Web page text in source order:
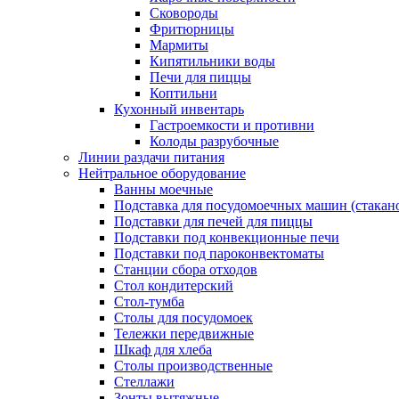
Сковороды
Фритюрницы
Мармиты
Кипятильники воды
Печи для пиццы
Коптильни
Кухонный инвентарь
Гастроемкости и противни
Колоды разрубочные
Линии раздачи питания
Нейтральное оборудование
Ванны моечные
Подставка для посудомоечных машин
Подставки для печей для пиццы
Подставки под конвекционные печи
Подставки под пароконвектоматы
Станции сбора отходов
Стол кондитерский
Стол-тумба
Столы для посудомоек
Тележки передвижные
Шкаф для хлеба
Столы производственные
Стеллажи